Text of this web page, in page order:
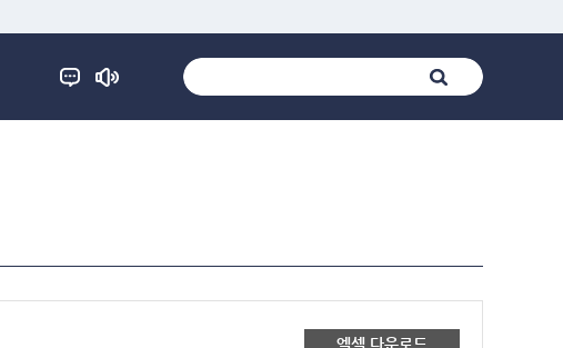
엑셀 다운로드